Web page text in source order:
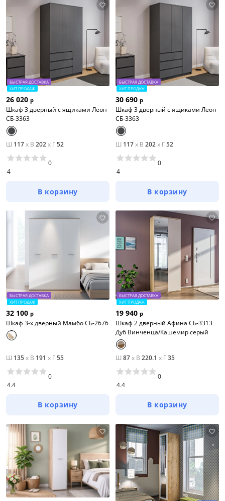
БЫСТРАЯ ДОСТАВКА
ХИТ ПРОДАЖ
26 020 р
Шкаф 3 дверный с ящиками Леон
СБ-3363
Ш 117x В 202x Г52
4
0
В корзину
БЫСТРАЯ ДОСТАВКА
ХИТ ПРОДАЖ
30 690 р
Шкаф 3 дверный с ящиками Леон
СБ-3363
Ш 117x В 202x Г52
4
0
В корзину
БЫСТРАЯ ДОСТАВКА
ХИТ ПРОДАЖ
32 100 р
Шкаф 3-х дверный Мамбо СБ-2676
Ш 135x В 191 x Г55
4.4
0
В корзину
БЫСТРАЯ ДОСТАВКА
ХИТ ПРОДАЖ
19 940 р
Шкаф 2 дверный Афина СБ-3313
Дуб Винченца/Кашемир серый
Ш 87x В 220.1 x Г35
4.4
0
В корзину